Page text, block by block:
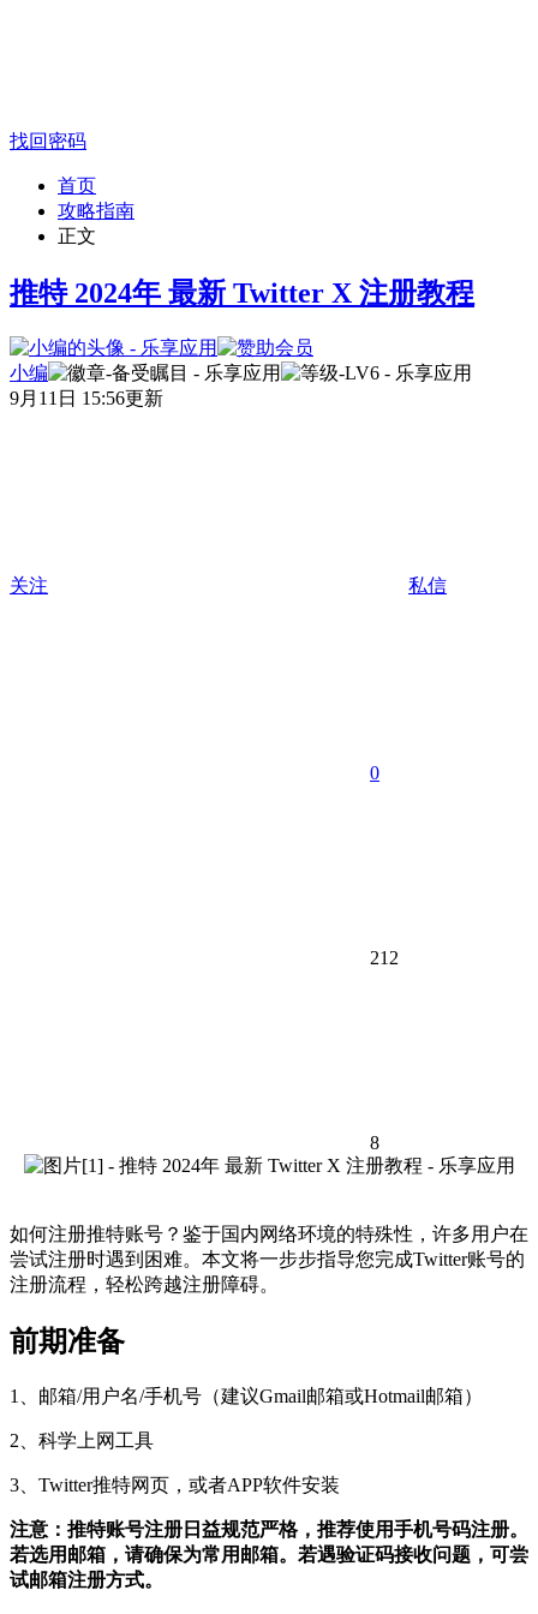
找回密码
首页
攻略指南
正文
推特 2024年 最新 Twitter X 注册教程
小编
9月11日 15:56更新
关注 私信
0
212
8
如何注册推特账号？鉴于国内网络环境的特殊性，许多用户在
尝试注册时遇到困难。本文将一步步指导您完成Twitter账号的
注册流程，轻松跨越注册障碍。
前期准备
1、邮箱/用户名/手机号（建议Gmail邮箱或Hotmail邮箱）
2、科学上网工具
3、Twitter推特网页，或者APP软件安装
注意：推特账号注册日益规范严格，推荐使用手机号码注册。
若选用邮箱，请确保为常用邮箱。若遇验证码接收问题，可尝
试邮箱注册方式。